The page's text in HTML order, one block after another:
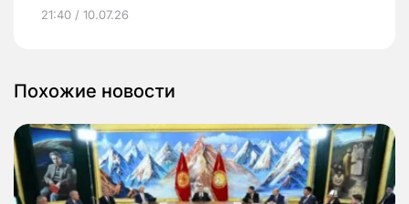
21:40 / 10.07.26
Похожие новости